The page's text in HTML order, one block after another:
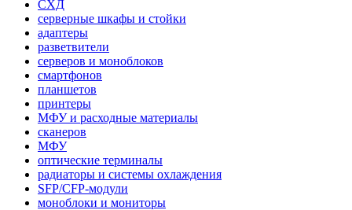
СХД
серверные шкафы и стойки
адаптеры
разветвители
серверов и моноблоков
смартфонов
планшетов
принтеры
МФУ и расходные материалы
сканеров
МФУ
оптические терминалы
радиаторы и системы охлаждения
SFP/CFP-модули
моноблоки и мониторы